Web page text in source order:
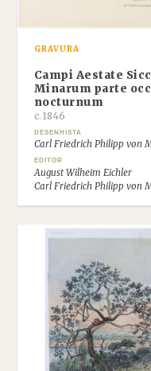
GRAVURA
Campi Aestate
Minarum parte
nocturnum
c.1846
DESENHISTA
Carl Friedrich Philipp von
EDITOR
August Wilheim Eichler
Carl Friedrich Philipp von